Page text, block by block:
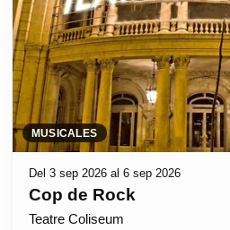
MUSICALES
Del 3 sep 2026 al 6 sep 2026
Cop de Rock
Teatre Coliseum